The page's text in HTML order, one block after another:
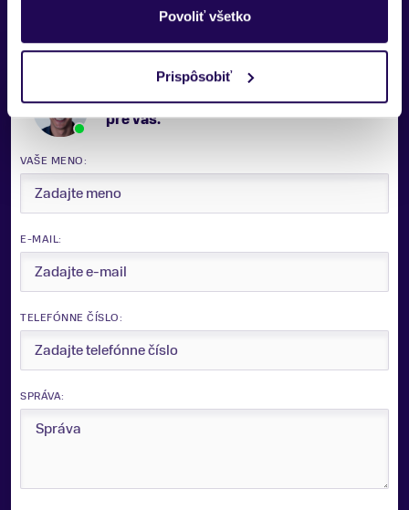
Povoliť všetko
Prispôsobiť
4 klipsy
Potrebujete viac informácii? Sme tu
pre vás.
VAŠE MENO:
E-MAIL:
TELEFÓNNE ČÍSLO:
SPRÁVA: